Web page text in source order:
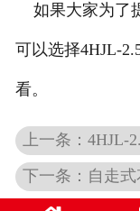
如果大家为了
可以选择4HJL-
看。
上一条：4HJL-
下一条：自走